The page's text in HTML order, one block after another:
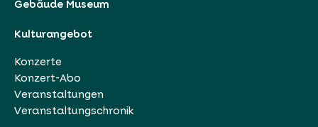
Gebäude Museum
Kulturangebot
Konzerte
Konzert-Abo
Veranstaltungen
Veranstaltungschronik